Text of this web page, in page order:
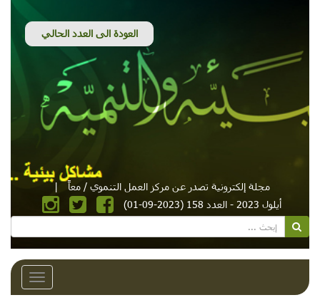
مجلة إلكترونية تصدر عن مركز العمل التنموي / معاً
|
أيلول 2023 - العدد 158 (2023-09-01)
Toggle